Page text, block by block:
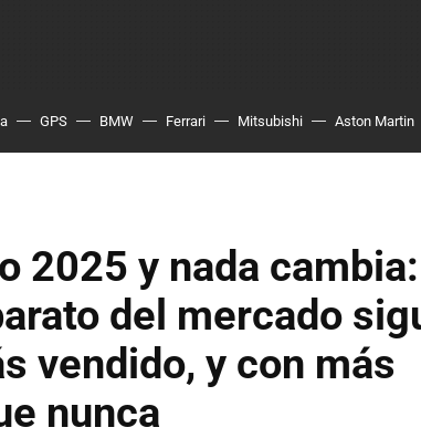
GPS BMW Ferrari Mitsubishi Aston Martin
2025 y nada
del mercado
vendido, y con más
nunca